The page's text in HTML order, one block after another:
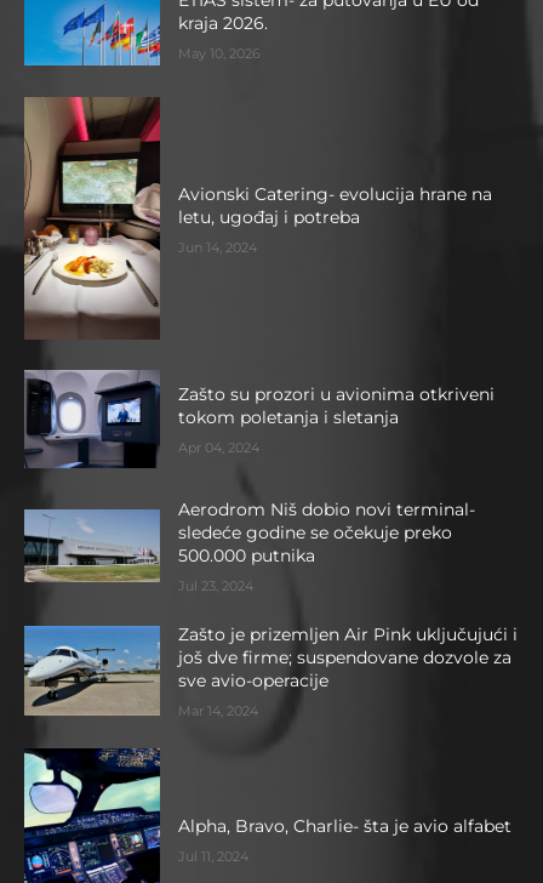
kraja 2026.
May 10, 2026
Avionski Catering- evolucija hrane na
letu, ugođaj i potreba
Jun 14, 2024
Zašto su prozori u avionima otkriveni
tokom poletanja i sletanja
Apr 04, 2024
Aerodrom Niš dobio novi terminal-
sledeće godine se očekuje preko
500.000 putnika
Jul 23, 2024
Zašto je prizemljen Air Pink uključujući i
još dve firme; suspendovane dozvole za
sve avio-operacije
Mar 14, 2024
Alpha, Bravo, Charlie- šta je avio alfabet
Jul 11, 2024